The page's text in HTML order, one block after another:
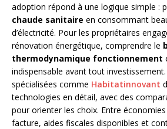
adoption répond à une logique simple :
chaude sanitaire en consommant
d’électricité. Pour les propriétaires
rénovation énergétique, comprendre le
thermodynamique fonctionnement
indispensable avant tout
spécialisées comme Habitatinnovant
technologies en détail, avec des
pour orienter les choix. Entre
facture, aides fiscales disponibles et